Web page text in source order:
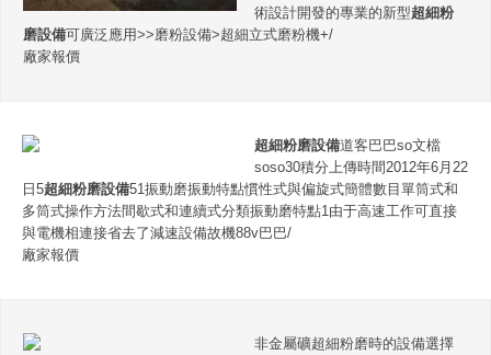
術設計開發的專業的新型超細粉
磨設備可廣泛應用>>磨粉設備>超細立式磨粉機+/
廠家報價
超細粉磨設備道客巴巴so文檔
soso30積分上傳時間2012年6月22
日5超細粉磨設備51振動磨振動特點慣性式與偏旋式簡體數目單筒式和
多筒式操作方法間歇式和連續式分類振動磨特點1由于高速工作可直接
與電機相連接省去了減速設備故機88v巴巴/
廠家報價
非金屬礦超細粉磨時的設備選擇